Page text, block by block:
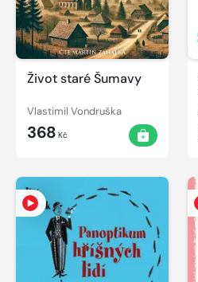
Život staré Šumavy
Vlastimil Vondruška
368 Kč